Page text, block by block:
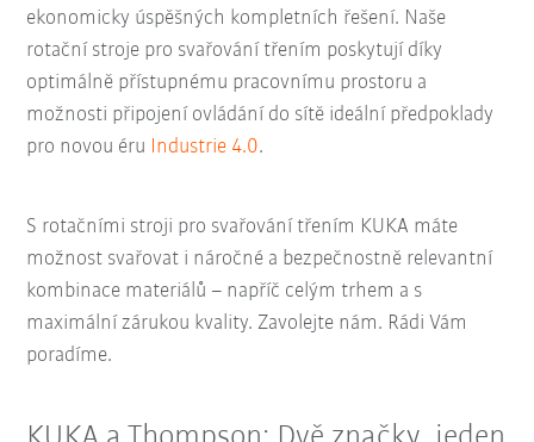
ekonomicky úspěšných kompletních řešení. Naše
rotační stroje pro svařování třením poskytují díky
optimálně přístupnému pracovnímu prostoru a
možnosti připojení ovládání do sítě ideální předpoklady
pro novou éru Industrie 4.0.
S rotačními stroji pro svařování třením KUKA máte
možnost svařovat i náročné a bezpečnostně relevantní
kombinace materiálů – napříč celým trhem a s
maximální zárukou kvality. Zavolejte nám. Rádi Vám
poradíme.